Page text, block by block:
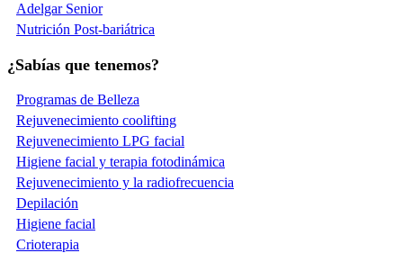
Adelgar Senior
Nutrición Post-bariátrica
¿Sabías que tenemos?
Programas de Belleza
Rejuvenecimiento coolifting
Rejuvenecimiento LPG facial
Higiene facial y terapia fotodinámica
Rejuvenecimiento y la radiofrecuencia
Depilación
Higiene facial
Crioterapia